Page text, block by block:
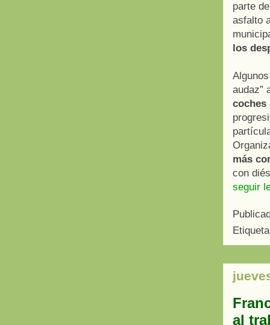
parte
asfalto
los
audaz”
coches
más
con
seguir
al